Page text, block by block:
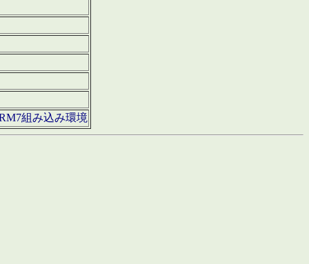
組み込み環境